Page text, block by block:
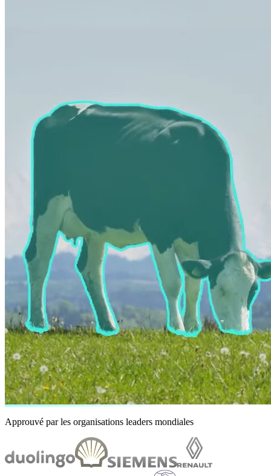
Approuvé par les organisations leaders mondiales